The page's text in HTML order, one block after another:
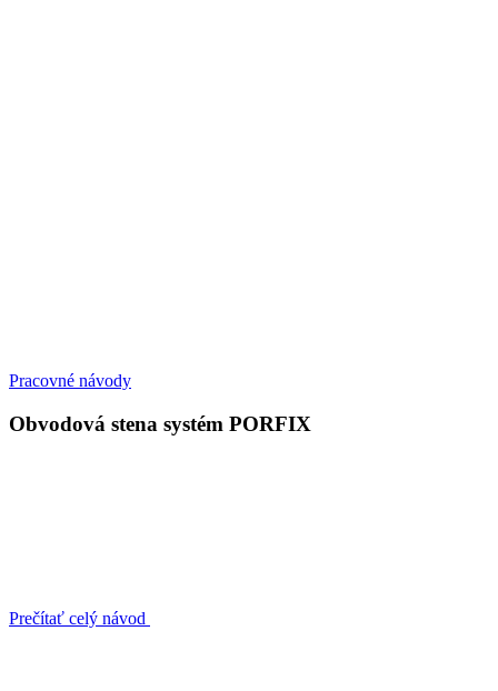
Pracovné návody
Obvodová stena systém PORFIX
Prečítať celý návod